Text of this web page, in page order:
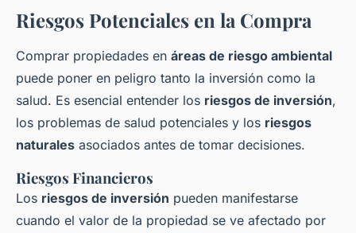
Riesgos Potenciales en la Compra
Comprar propiedades en áreas de riesgo ambiental
puede poner en peligro tanto la inversión como la
salud. Es esencial entender los riesgos de inversión,
los problemas de salud potenciales y los riesgos
naturales asociados antes de tomar decisiones.
Riesgos Financieros
Los riesgos de inversión pueden manifestarse
cuando el valor de la propiedad se ve afectado por